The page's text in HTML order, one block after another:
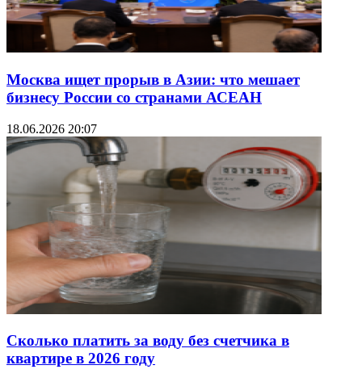
Москва ищет прорыв в Азии: что мешает
бизнесу России со странами АСЕАН
18.06.2026 20:07
Сколько платить за воду без счетчика в
квартире в 2026 году